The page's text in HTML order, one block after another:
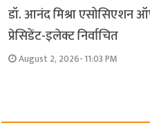
डॉ. आनंद मिश्रा एसोसिएशन
प्रेसिडेंट-इलेक्ट निर्वाचित
August 2, 2026- 11:03 PM